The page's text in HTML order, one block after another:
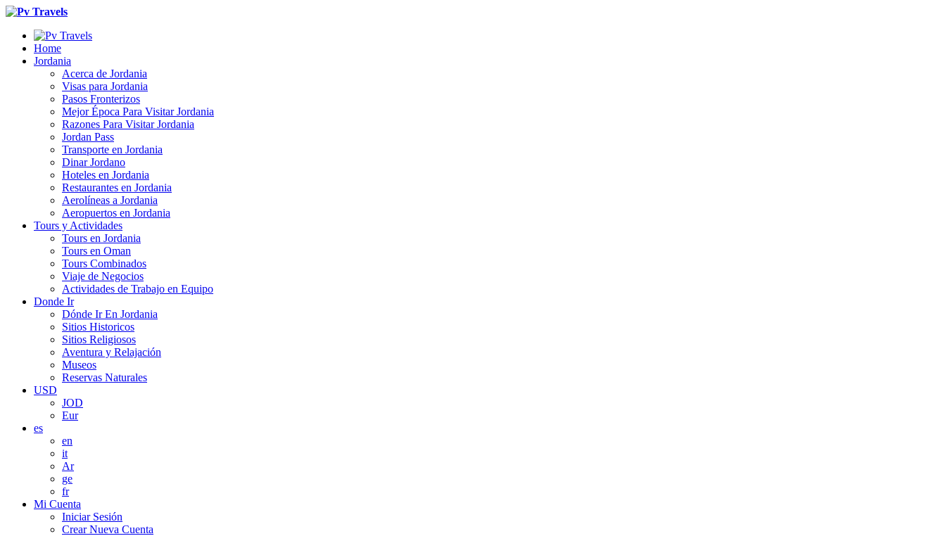
Home
Jordania
Acerca de Jordania
Visas para Jordania
Pasos Fronterizos
Mejor Época Para Visitar Jordania
Razones Para Visitar Jordania
Jordan Pass
Transporte en Jordania
Dinar Jordano
Hoteles en Jordania
Restaurantes en Jordania
Aerolíneas a Jordania
Aeropuertos en Jordania
Tours y Actividades
Tours en Jordania
Tours en Oman
Tours Combinados
Viaje de Negocios
Actividades de Trabajo en Equipo
Donde Ir
Dónde Ir En Jordania
Sitios Historicos
Sitios Religiosos
Aventura y Relajación
Museos
Reservas Naturales
USD
JOD
Eur
es
en
it
Ar
ge
fr
Mi Cuenta
Iniciar Sesión
Crear Nueva Cuenta